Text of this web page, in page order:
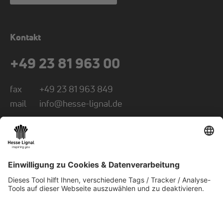
Kontakt
+49 23 81 963 00
fax
+49 23 81 963 849
mail
info@hesse-lignal.de
Newsletter
Monatliche News über innovative Produkte
Wählen Sie Ihr Themengebiet: Handwerk oder